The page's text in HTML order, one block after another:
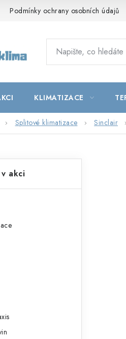
Podmínky ochrany osobních údajů
KLIMATIZACE
Splitové klimatizace Sinclair
akci